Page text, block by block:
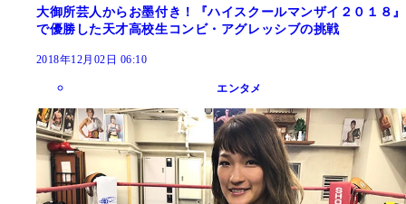
大御所芸人からお墨付き！『ハイスクールマンザイ２０１８』
で優勝した天才高校生コンビ・アグレッシブの挑戦
2018年12月02日 06:10
エンタメ